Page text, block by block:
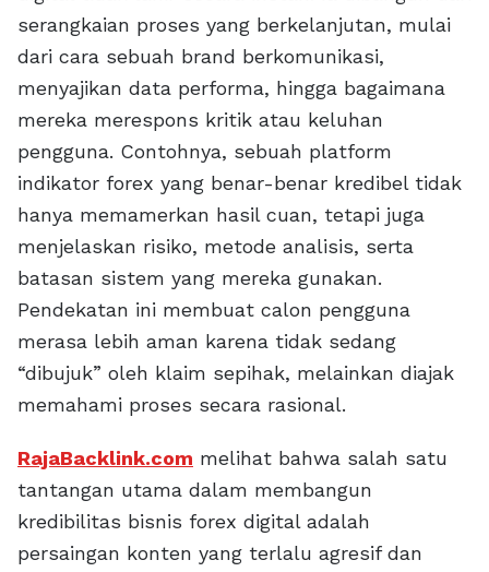
serangkaian proses yang berkelanjutan, mulai
dari cara sebuah brand berkomunikasi,
menyajikan data performa, hingga bagaimana
mereka merespons kritik atau keluhan
pengguna. Contohnya, sebuah platform
indikator forex yang benar-benar kredibel tidak
hanya memamerkan hasil cuan, tetapi juga
menjelaskan risiko, metode analisis, serta
batasan sistem yang mereka gunakan.
Pendekatan ini membuat calon pengguna
merasa lebih aman karena tidak sedang
“dibujuk” oleh klaim sepihak, melainkan diajak
memahami proses secara rasional.
RajaBacklink.com melihat bahwa salah satu
tantangan utama dalam membangun
kredibilitas bisnis forex digital adalah
persaingan konten yang terlalu agresif dan